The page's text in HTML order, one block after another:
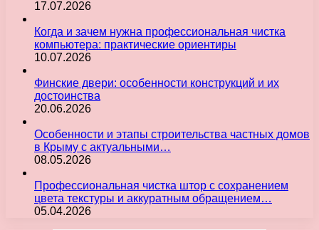
17.07.2026
Когда и зачем нужна профессиональная чистка
компьютера: практические ориентиры
10.07.2026
Финские двери: особенности конструкций и их
достоинства
20.06.2026
Особенности и этапы строительства частных домов
в Крыму с актуальными…
08.05.2026
Профессиональная чистка штор с сохранением
цвета текстуры и аккуратным обращением…
05.04.2026